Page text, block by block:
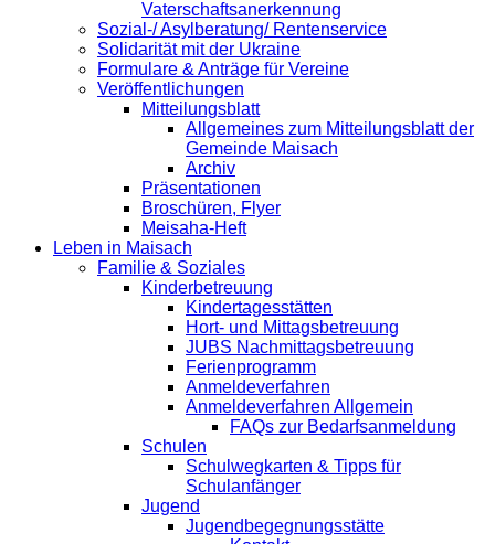
Vaterschaftsanerkennung
Sozial-/ Asylberatung/ Rentenservice
Solidarität mit der Ukraine
Formulare & Anträge für Vereine
Veröffentlichungen
Mitteilungsblatt
Allgemeines zum Mitteilungsblatt der
Gemeinde Maisach
Archiv
Präsentationen
Broschüren, Flyer
Meisaha-Heft
Leben in Maisach
Familie & Soziales
Kinderbetreuung
Kindertagesstätten
Hort- und Mittagsbetreuung
JUBS Nachmittagsbetreuung
Ferienprogramm
Anmeldeverfahren
Anmeldeverfahren Allgemein
FAQs zur Bedarfsanmeldung
Schulen
Schulwegkarten & Tipps für
Schulanfänger
Jugend
Jugendbegegnungsstätte